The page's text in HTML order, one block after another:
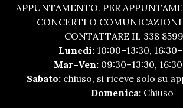
APPUNTAMENTO. PER
CONCERTI O
CONTATTARE IL 338
Lunedì: 10:00–13:30,
Mar–Ven:09:30–13:30,
Sabato: chiuso, si riceve solo su
Domenica: Chiuso